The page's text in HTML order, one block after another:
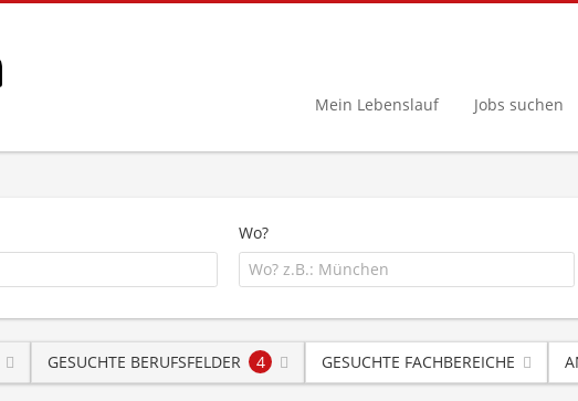
Mein Lebenslauf Jobs suchen
Wo?
GESUCHTE BERUFSFELDER 4 GESUCHTE FACHBEREICHE